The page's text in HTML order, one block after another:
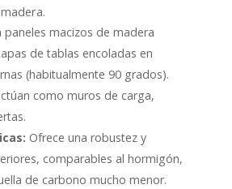
paneles macizos de madera
de tablas encoladas en
(habitualmente 90 grados).
como muros de carga,
Ofrece una robustez y
comparables al hormigón,
de carbono mucho menor.